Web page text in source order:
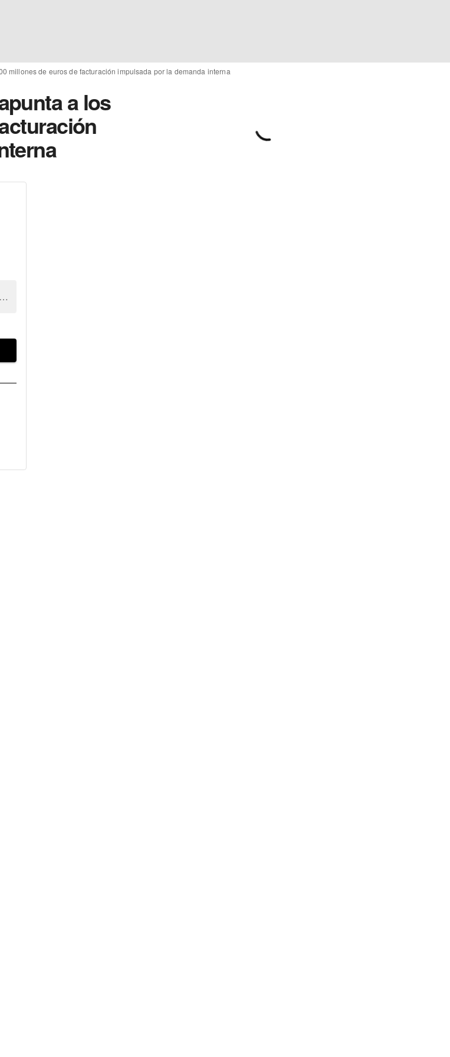
millones de euros de facturación impulsada por la demanda interna
a los
Dirección de correo electrónico